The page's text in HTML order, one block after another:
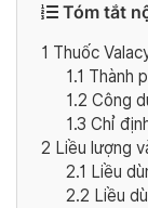
Tóm tắt
1 Thuốc
1.1 Thành
1.2 Công
1.3 Chỉ
2 Liều lượng
2.1 Liều
2.2 Liều